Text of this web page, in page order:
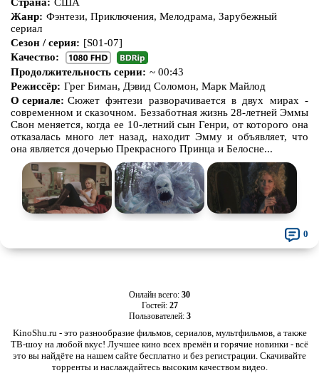
Жанр: Фэнтези, Приключения, Мелодрама, Зарубежный
сериал
Сезон / серия: [S01-07]
Качество:
Продолжительность серии: ~ 00:43
Режиссёр: Грег Биман, Дэвид Соломон, Марк Майлод
О сериале: Сюжет фэнтези разворачивается в двух мирах -
современном и сказочном. Беззаботная жизнь 28-летней Эммы
Свон меняется, когда ее 10-летний сын Генри, от которого она
отказалась много лет назад, находит Эмму и объявляет, что
она является дочерью Прекрасного Принца и Белосне...
0
Онлайн всего: 30
Гостей: 27
Пользователей: 3
KinoShu.ru - это разнообразие фильмов, сериалов, мультфильмов, а также
ТВ-шоу на любой вкус! Лучшее кино всех времён и горячие новинки - всё
это вы найдёте на нашем сайте бесплатно и без регистрации. Скачивайте
торренты и наслаждайтесь высоким качеством видео.